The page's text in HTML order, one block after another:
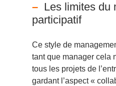
Les limites du
participatif
Ce style de
tant que manager cela
tous les projets de
gardant l’aspect «